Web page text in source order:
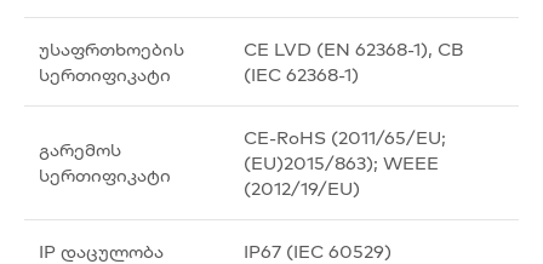
უსაფრთხოების
სერთიფიკატი
CE LVD (EN 62368-1), CB
(IEC 62368-1)
გარემოს
სერთიფიკატი
CE-RoHS (2011/65/EU;
(EU)2015/863); WEEE
(2012/19/EU)
IP დაცულობა IP67 (IEC 60529)